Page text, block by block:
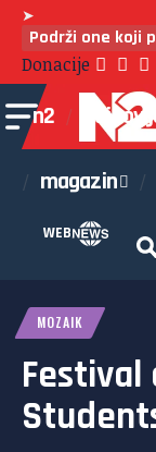
➤
Podrži one koji
Donacije
n2
magazin
WEB
MOZAIK